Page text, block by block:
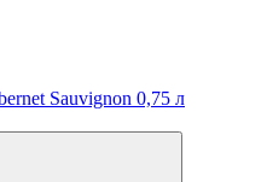
Sauvignon 0,75 л